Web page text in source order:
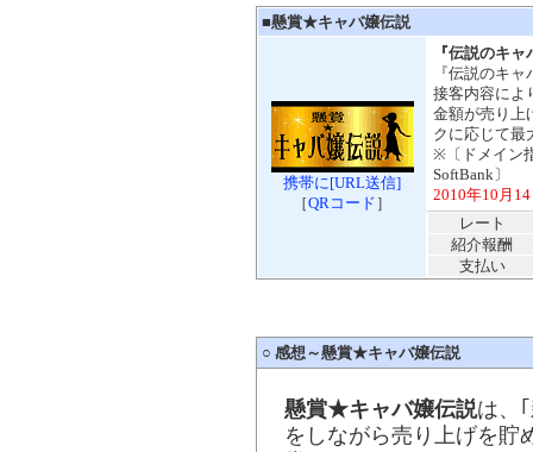
■懸賞★キャバ嬢伝説
携帯に[URL送信]
［QRコード ］
『伝説のキ
『伝説のキ
接客内容によ
金額が売り上
クに応じて最
※〔ドメイン
SoftBank〕
2010年10月
レート
紹介報酬
支払い
○ 感想～懸賞★キャバ嬢伝説
懸賞★キャバ嬢伝説は、
をしながら売り上げを貯